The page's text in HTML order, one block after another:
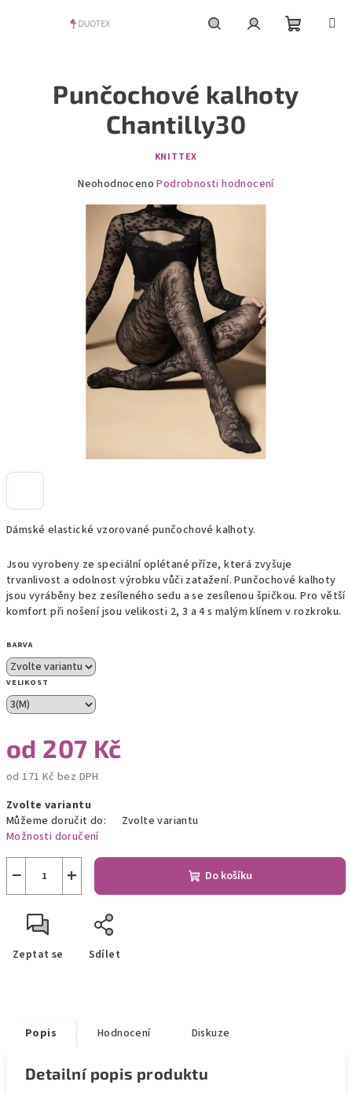
košík
Dámské elastické vzorované punčochové kalhoty.
Jsou vyrobeny ze speciální oplétané příze, která zvyšuje
trvanlivost a odolnost výrobku vůči zatažení. Punčochové kalhoty
jsou vyráběny bez zesíleného sedu a se zesílenou špičkou. Pro větší
komfort při nošení jsou velikosti 2, 3 a 4 s malým klínem v rozkroku.
BARVA
VELIKOST
od 207 Kč
od 171 Kč bez DPH
cena:
Zvolte variantu
Můžeme doručit do:
Zvolte variantu
Možnosti doručení
+
− Do košíku
Zeptat se Sdílet
Punčochové kalhoty
Chantilly30
KNITTEX
Průměrné
produktu
hvězdiček.
Neohodnoceno Podrobnosti hodnocení
Popis Hodnocení Diskuze
Detailní popis produktu